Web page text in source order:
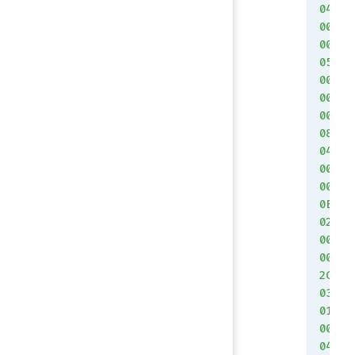
04
00
00
05
00
00
00
08
04
00
00
0E
02
00
00
2C
03
01
00
04